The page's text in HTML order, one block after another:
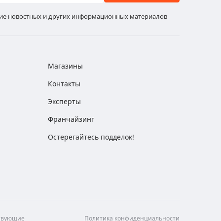
новостных и других информационных материалов
Магазины
Контакты
Эксперты
Франчайзинг
Остерегайтесь подделок!
Политика конфиденциальности